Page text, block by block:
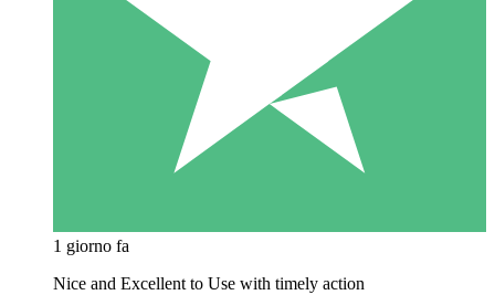
1 giorno fa
Nice and Excellent to Use with timely action